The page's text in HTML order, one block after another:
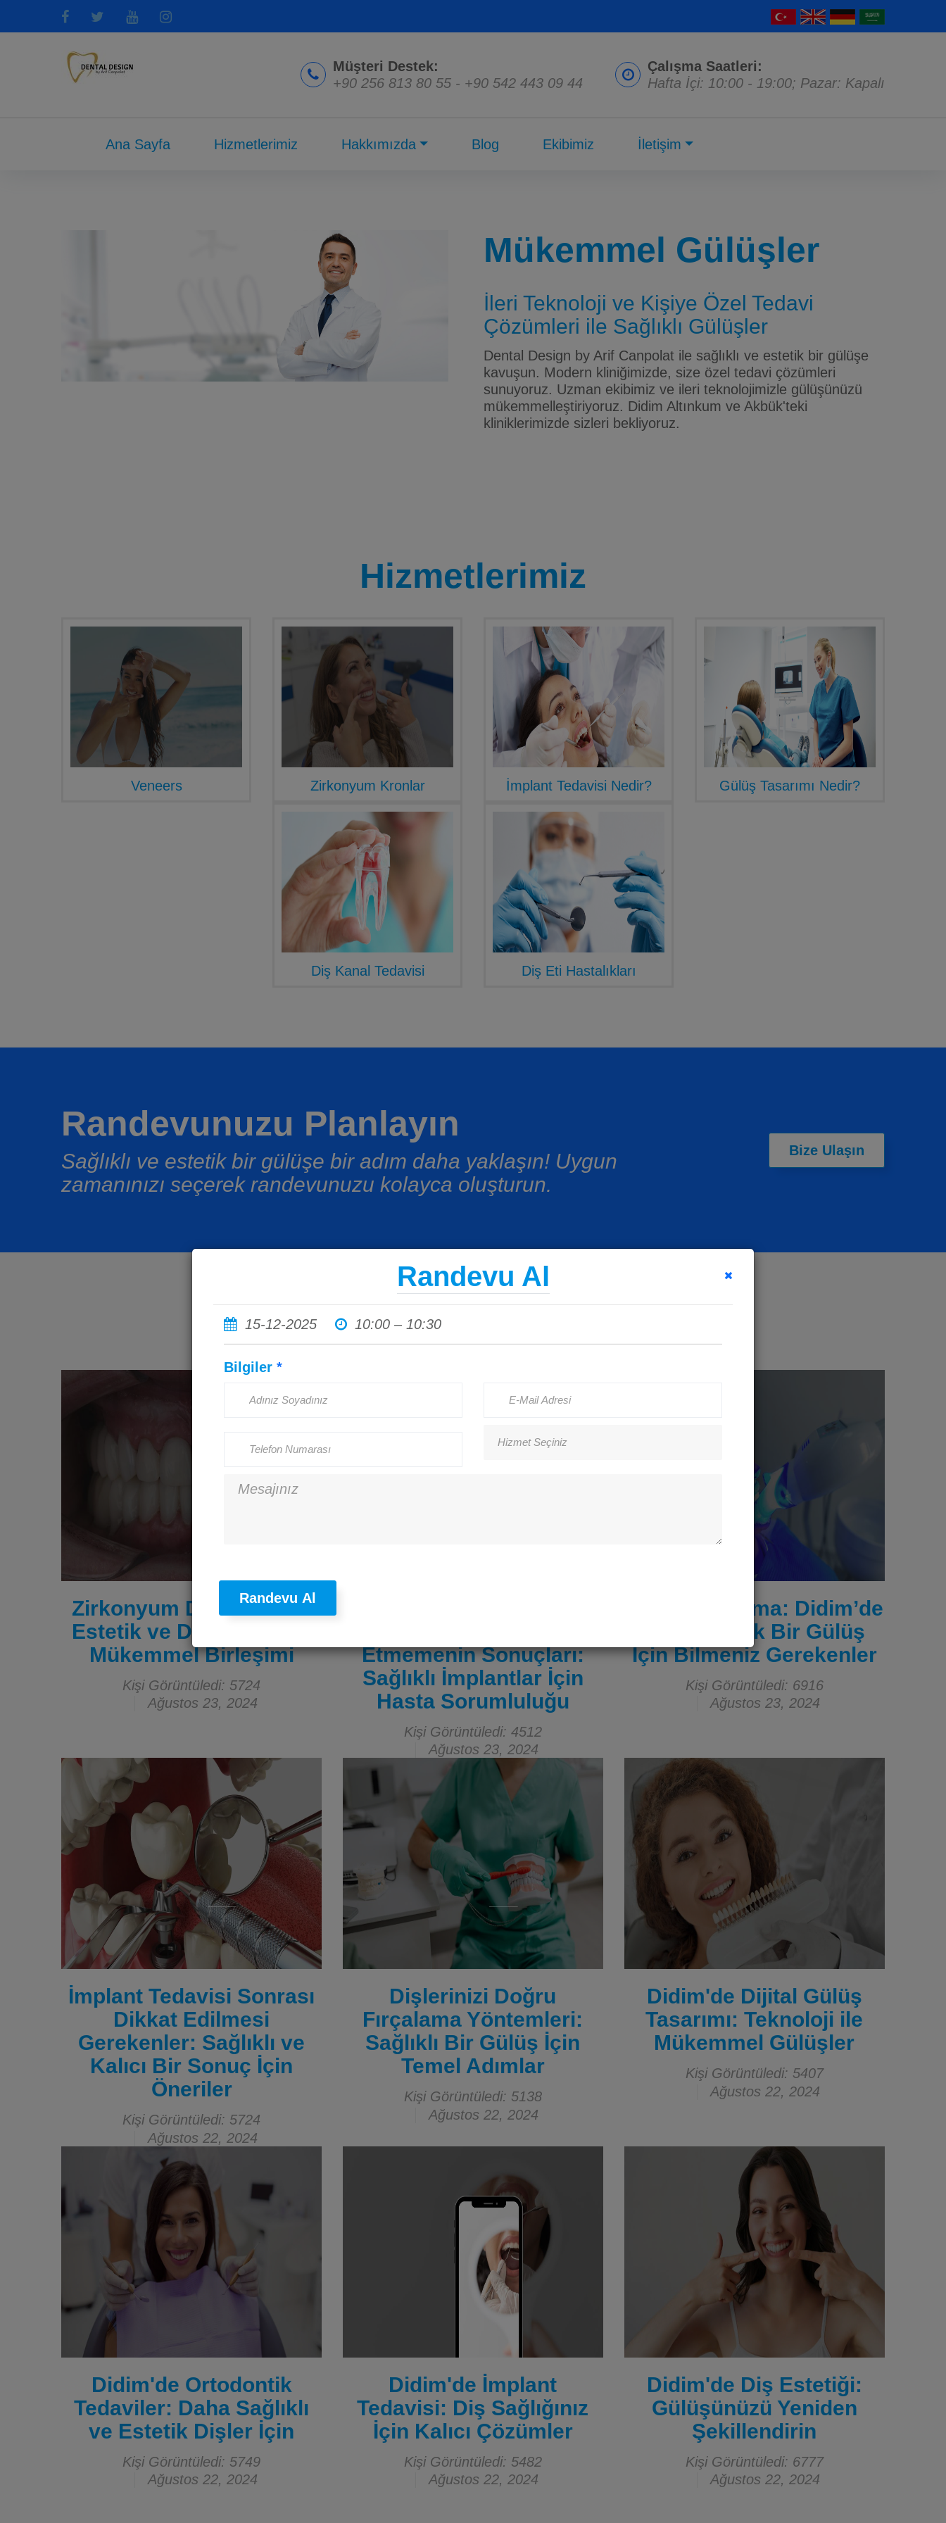
Müşteri Destek:
+90 256 813 80 55 - +90 542 443 09 44
Çalışma Saatleri:
Hafta İçi: 10:00 - 19:00; Pazar: Kapalı
Ana Sayfa Hizmetlerimiz Hakkımızda Blog Ekibimiz İletişim
Mükemmel Gülüşler
İleri Teknoloji ve Kişiye Özel Tedavi
Çözümleri ile Sağlıklı Gülüşler
Dental Design by Arif Canpolat ile sağlıklı ve estetik bir gülüşe
kavuşun. Modern kliniğimizde, size özel tedavi çözümleri
sunuyoruz. Uzman ekibimiz ve ileri teknolojimizle gülüşünüzü
mükemmelleştiriyoruz. Didim Altınkum ve Akbük'teki
kliniklerimizde sizleri bekliyoruz.
Hizmetlerimiz
Veneers Zirkonyum Kronlar İmplant Tedavisi Nedir? Gülüş Tasarımı Nedir?
Diş Kanal Tedavisi Diş Eti Hastalıkları
Randevunuzu Planlayın
Sağlıklı ve estetik bir gülüşe bir adım daha yaklaşın! Uygun
zamanınızı seçerek randevunuzu kolayca oluşturun.
Bize Ulaşın
Haberler
Zirkonyum Diş Kronları:
Estetik ve Dayanıklılığın
Mükemmel Birleşimi
Kişi Görüntüledi: 5724
Ağustos 23, 2024
Etmemenin Sonuçları:
Sağlıklı İmplantlar İçin
Hasta Sorumluluğu
Kişi Görüntüledi: 4512
Ağustos 23, 2024
Diş Beyazlatma: Didim’de
Daha Parlak Bir Gülüş
İçin Bilmeniz Gerekenler
Kişi Görüntüledi: 6916
Ağustos 23, 2024
İmplant Tedavisi Sonrası
Dikkat Edilmesi
Gerekenler: Sağlıklı ve
Kalıcı Bir Sonuç İçin
Öneriler
Kişi Görüntüledi: 5724
Ağustos 22, 2024
Dişlerinizi Doğru
Fırçalama Yöntemleri:
Sağlıklı Bir Gülüş İçin
Temel Adımlar
Kişi Görüntüledi: 5138
Ağustos 22, 2024
Didim'de Dijital Gülüş
Tasarımı: Teknoloji ile
Mükemmel Gülüşler
Kişi Görüntüledi: 5407
Ağustos 22, 2024
Didim'de Ortodontik
Tedaviler: Daha Sağlıklı
ve Estetik Dişler İçin
Kişi Görüntüledi: 5749
Ağustos 22, 2024
Didim'de İmplant
Tedavisi: Diş Sağlığınız
İçin Kalıcı Çözümler
Kişi Görüntüledi: 5482
Ağustos 22, 2024
Didim'de Diş Estetiği:
Gülüşünüzü Yeniden
Şekillendirin
Kişi Görüntüledi: 6777
Ağustos 22, 2024
Randevu Al
15-12-2025 10:00 – 10:30
Bilgiler *
Randevu Al